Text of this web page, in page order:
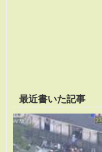
最近書いた記事